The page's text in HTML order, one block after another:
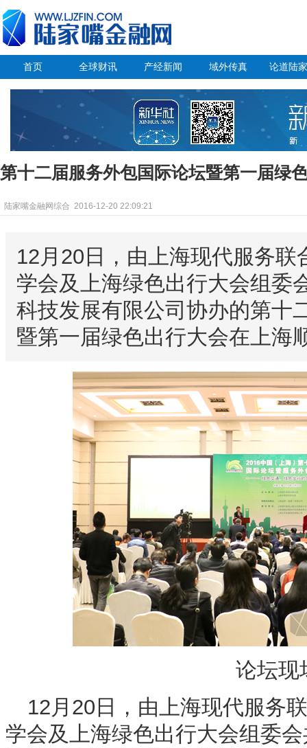
首页 全球财讯 产经新闻 域外传真 论道陆
第十二届服务外包国际论坛暨第一届绿
陆家嘴金融网综合 2016-12-20 22:09:21
12月20日，由上海现代服务联
学会及上海绿色出行大会组委
科技发展有限公司协办的第十
暨第一届绿色出行大会在上海
论坛现
12月20日，由上海现代服务
学会及上海绿色出行大会组委